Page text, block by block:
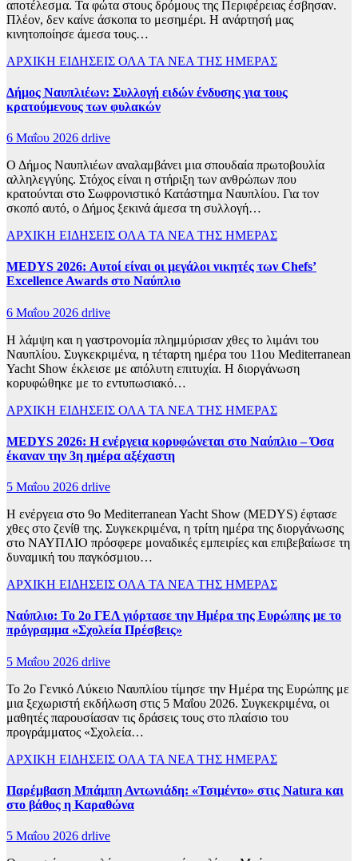
αποτέλεσμα. Τα φώτα στους δρόμους της Περιφέρειας έσβησαν.
Πλέον, δεν καίνε άσκοπα το μεσημέρι. Η ανάρτησή μας
κινητοποίησε άμεσα τους…
ΑΡΧΙΚΗ ΕΙΔΗΣΕΙΣ ΟΛΑ ΤΑ ΝΕΑ ΤΗΣ ΗΜΕΡΑΣ
Δήμος Ναυπλιέων: Συλλογή ειδών ένδυσης για τους
κρατούμενους των φυλακών
6 Μαΐου 2026 drlive
Ο Δήμος Ναυπλιέων αναλαμβάνει μια σπουδαία πρωτοβουλία
αλληλεγγύης. Στόχος είναι η στήριξη των ανθρώπων που
κρατούνται στο Σωφρονιστικό Κατάστημα Ναυπλίου. Για τον
σκοπό αυτό, ο Δήμος ξεκινά άμεσα τη συλλογή…
ΑΡΧΙΚΗ ΕΙΔΗΣΕΙΣ ΟΛΑ ΤΑ ΝΕΑ ΤΗΣ ΗΜΕΡΑΣ
MEDYS 2026: Αυτοί είναι οι μεγάλοι νικητές των Chefs’
Excellence Awards στο Ναύπλιο
6 Μαΐου 2026 drlive
Η λάμψη και η γαστρονομία πλημμύρισαν χθες το λιμάνι του
Ναυπλίου. Συγκεκριμένα, η τέταρτη ημέρα του 11ου Mediterranean
Yacht Show έκλεισε με απόλυτη επιτυχία. Η διοργάνωση
κορυφώθηκε με το εντυπωσιακό…
ΑΡΧΙΚΗ ΕΙΔΗΣΕΙΣ ΟΛΑ ΤΑ ΝΕΑ ΤΗΣ ΗΜΕΡΑΣ
MEDYS 2026: Η ενέργεια κορυφώνεται στο Ναύπλιο – Όσα
έκαναν την 3η ημέρα αξέχαστη
5 Μαΐου 2026 drlive
Η ενέργεια στο 9ο Mediterranean Yacht Show (MEDYS) έφτασε
χθες στο ζενίθ της. Συγκεκριμένα, η τρίτη ημέρα της διοργάνωσης
στο ΝΑΥΠΛΙΟ πρόσφερε μοναδικές εμπειρίες και επιβεβαίωσε τη
δυναμική του παγκόσμιου…
ΑΡΧΙΚΗ ΕΙΔΗΣΕΙΣ ΟΛΑ ΤΑ ΝΕΑ ΤΗΣ ΗΜΕΡΑΣ
Ναύπλιο: Το 2ο ΓΕΛ γιόρτασε την Ημέρα της Ευρώπης με το
πρόγραμμα «Σχολεία Πρέσβεις»
5 Μαΐου 2026 drlive
Το 2ο Γενικό Λύκειο Ναυπλίου τίμησε την Ημέρα της Ευρώπης με
μια ξεχωριστή εκδήλωση στις 5 Μαΐου 2026. Συγκεκριμένα, οι
μαθητές παρουσίασαν τις δράσεις τους στο πλαίσιο του
προγράμματος «Σχολεία…
ΑΡΧΙΚΗ ΕΙΔΗΣΕΙΣ ΟΛΑ ΤΑ ΝΕΑ ΤΗΣ ΗΜΕΡΑΣ
Παρέμβαση Μπάμπη Αντωνιάδη: «Τσιμέντο» στις Natura και
στο βάθος η Καραθώνα
5 Μαΐου 2026 drlive